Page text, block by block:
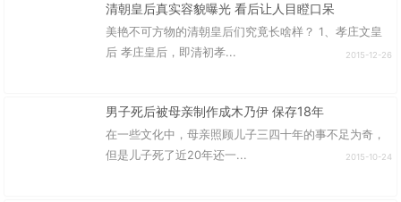
清朝皇后真实容貌曝光 看后让人目瞪口呆
美艳不可方物的清朝皇后们究竟长啥样？ 1、孝庄文皇
后 孝庄皇后，即清初孝...
2015-12-26
男子死后被母亲制作成木乃伊 保存18年
在一些文化中，母亲照顾儿子三四十年的事不足为奇，
但是儿子死了近20年还一...
2015-10-24